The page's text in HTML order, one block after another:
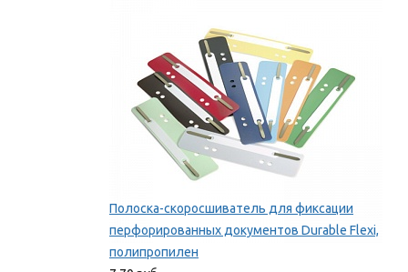
Полоска-скоросшиватель для фиксации
перфорированных документов Durable Flexi,
полипропилен